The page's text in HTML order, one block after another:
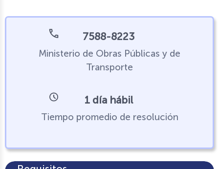
7588-8223
Ministerio de Obras Públicas y de
Transporte
1 día hábil
Tiempo promedio de resolución